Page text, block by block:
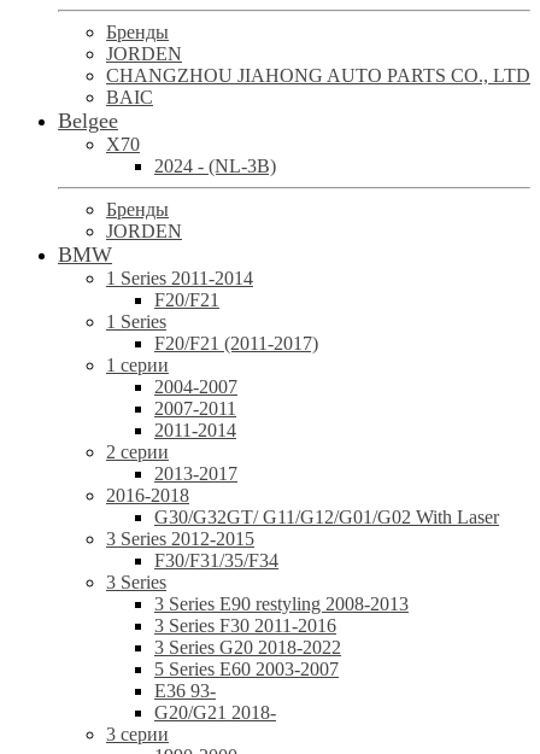
Бренды
JORDEN
CHANGZHOU JIAHONG AUTO PARTS CO., LTD
BAIC
Belgee
X70
2024 - (NL-3B)
Бренды
JORDEN
BMW
1 Series 2011-2014
F20/F21
1 Series
F20/F21 (2011-2017)
1 серии
2004-2007
2007-2011
2011-2014
2 серии
2013-2017
2016-2018
G30/G32GT/ G11/G12/G01/G02 With Laser
3 Series 2012-2015
F30/F31/35/F34
3 Series
3 Series E90 restyling 2008-2013
3 Series F30 2011-2016
3 Series G20 2018-2022
5 Series E60 2003-2007
E36 93-
G20/G21 2018-
3 серии